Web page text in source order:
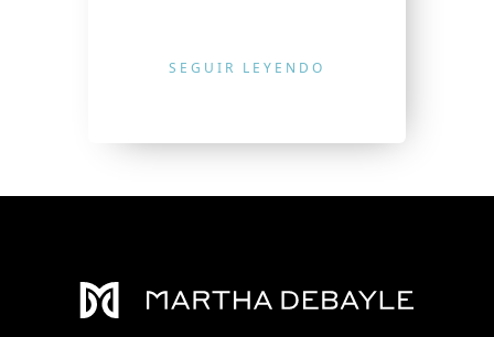
SEGUIR LEYENDO